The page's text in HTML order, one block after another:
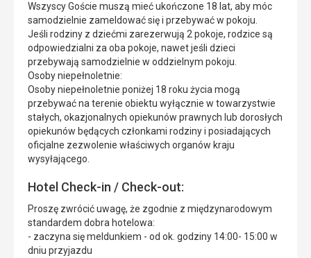
Wszyscy Goście muszą mieć ukończone 18 lat, aby móc
samodzielnie zameldować się i przebywać w pokoju.
Jeśli rodziny z dziećmi zarezerwują 2 pokoje, rodzice są
odpowiedzialni za oba pokoje, nawet jeśli dzieci
przebywają samodzielnie w oddzielnym pokoju.
Osoby niepełnoletnie:
Osoby niepełnoletnie poniżej 18 roku życia mogą
przebywać na terenie obiektu wyłącznie w towarzystwie
stałych, okazjonalnych opiekunów prawnych lub dorosłych
opiekunów będących członkami rodziny i posiadających
oficjalne zezwolenie właściwych organów kraju
wysyłającego.
Hotel Check-in / Check-out:
Proszę zwrócić uwagę, że zgodnie z międzynarodowym
standardem dobra hotelowa:
- zaczyna się meldunkiem - od ok. godziny 14:00- 15:00 w
dniu przyjazdu